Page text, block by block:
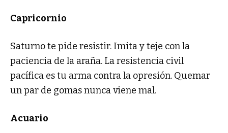
Capricornio
Saturno te pide resistir. Imita y teje con la
paciencia de la araña. La resistencia civil
pacífica es tu arma contra la opresión. Quemar
un par de gomas nunca viene mal.
Acuario